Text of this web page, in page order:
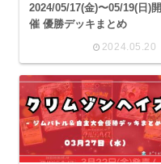
2024/05/17(金)〜05/19(日)開
催 優勝デッキまとめ
2024.05.20